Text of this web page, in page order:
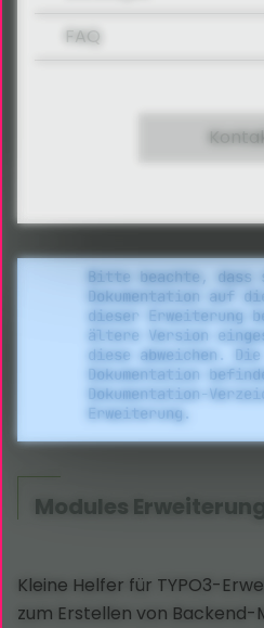
Bitte beachte, dass
Dokumentation auf
dieser Erweiterung
ältere Version
diese abweichen.
Dokumentation
Dokumentation-
Erweiterung.
Modules
Kleine Helfer für TYPO3-
zum Erstellen von Backend-
FAQ